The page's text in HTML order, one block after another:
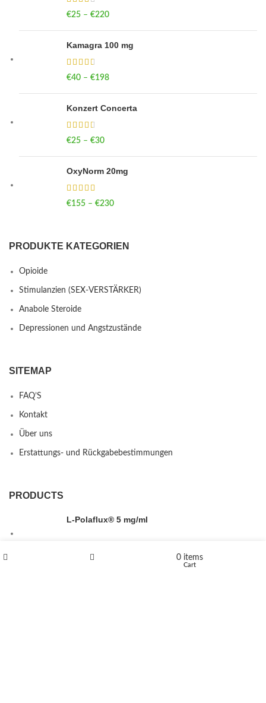
€25 – €220
Kamagra 100 mg
€40 – €198
Konzert Concerta
€25 – €30
OxyNorm 20mg
€155 – €230
PRODUKTE KATEGORIEN
Opioide
Stimulanzien (SEX-VERSTÄRKER)
Anabole Steroide
Depressionen und Angstzustände
SITEMAP
FAQ’S
Kontakt
Über uns
Erstattungs- und Rückgabebestimmungen
PRODUCTS
L-Polaflux® 5 mg/ml
0 items
Cart